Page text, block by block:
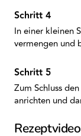
In einer kleinen
vermengen und
Zum Schluss
anrichten und
Rezeptvideo